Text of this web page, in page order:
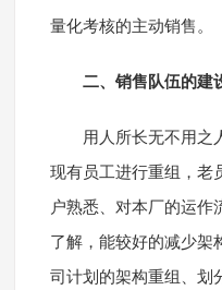
量化考核的主动销售。
二、销售队伍的建
用人所长无不用之
现有员工进行重组，老
户熟悉、对本厂的运作
了解，能较好的减少架
司计划的架构重组、划